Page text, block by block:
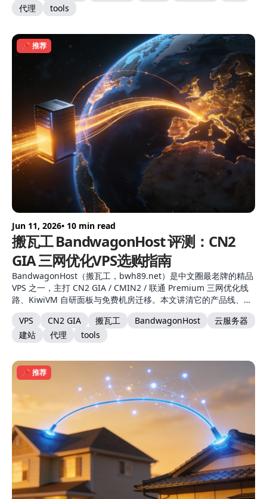
代理
tools
📌 推荐
Jun 11, 2026• 10 min read
搬瓦工 BandwagonHost 评测：CN2
GIA 三网优化VPS选购指南
BandwagonHost（搬瓦工，bwh89.net）是中文圈最老牌的精品
VPS 之一，主打 CN2 GIA / CMIN2 / 联通 Premium 三网优化线
路、KiwiVM 自研面板与免费机房迁移。本文讲清它的产品线、机
房选择、CN2 GIA 线路与自建节点适配。
VPS CN2 GIA 搬瓦工 BandwagonHost
云服务器
建站
代理 tools
📌 推荐